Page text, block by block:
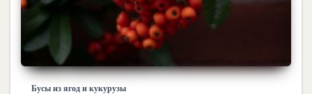
Бусы из ягод и кукурузы